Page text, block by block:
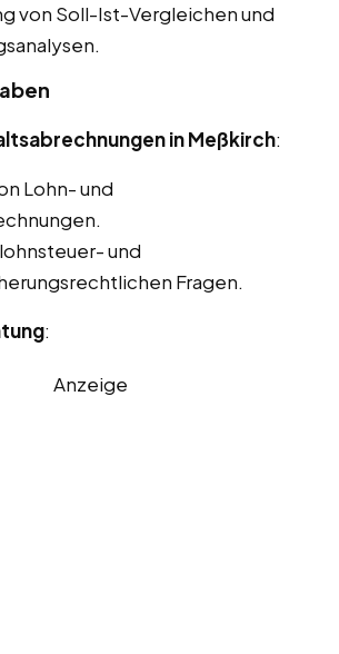
von Soll-Ist-Vergleichen und
in Meßkirch:
Lohn- und
und
Fragen.
:
Anzeige